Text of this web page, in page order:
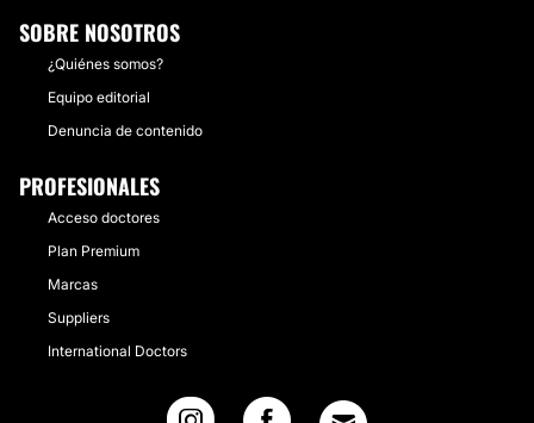
SOBRE NOSOTROS
¿Quiénes somos?
Equipo editorial
Denuncia de contenido
PROFESIONALES
Acceso doctores
Plan Premium
Marcas
Suppliers
International Doctors